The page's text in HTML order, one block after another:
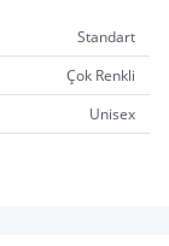
Standart
Çok Renkli
Unisex